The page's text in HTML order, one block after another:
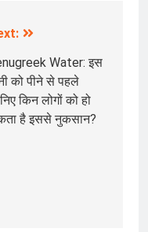
Water: इस
को पीने से पहले
किन लोगों को हो
है इससे नुकसान?